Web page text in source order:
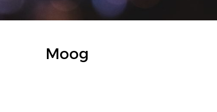
Moog